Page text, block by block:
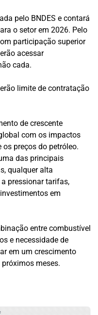
pelo BNDES e contará
o setor em 2026. Pelo
participação superior
acessar
cada.
limite de contratação
de crescente
com os impactos
os preços do petróleo.
das principais
qualquer alta
pressionar tarifas,
em
entre combustível
e necessidade de
em um crescimento
meses.